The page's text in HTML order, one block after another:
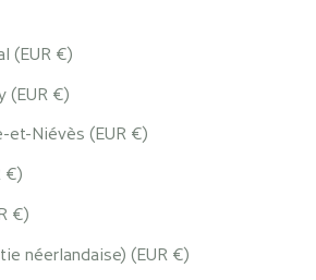
(EUR €)
(EUR €)
et-Niévès (EUR €)
€)
€)
néerlandaise) (EUR €)